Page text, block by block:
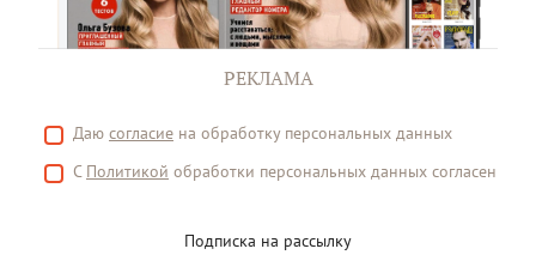
РЕКЛАМА
Даю согласие на обработку персональных данных
С Политикой обработки персональных данных согласен
Подписка на рассылку